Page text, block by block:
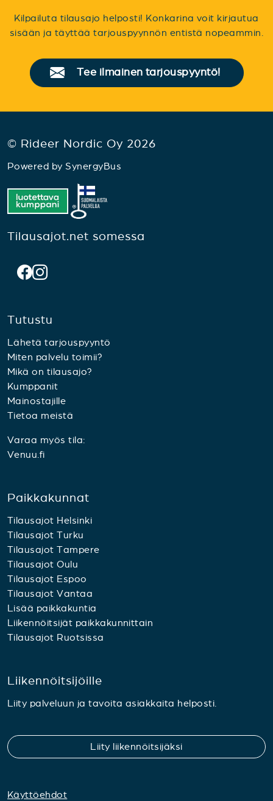
Kilpailuta tilausajo helposti! Konkarina voit kirjautua
sisään ja täyttää tarjouspyynnön entistä nopeammin.
Tee ilmainen tarjouspyyntö!
© Rideer Nordic Oy 2026
Powered by SynergyBus
Tilausajot.net somessa
Tutustu
Lähetä tarjouspyyntö
Miten palvelu toimii?
Mikä on tilausajo?
Kumppanit
Mainostajille
Tietoa meistä
Varaa myös tila:
Venuu.fi
Paikkakunnat
Tilausajot Helsinki
Tilausajot Turku
Tilausajot Tampere
Tilausajot Oulu
Tilausajot Espoo
Tilausajot Vantaa
Lisää paikkakuntia
Liikennöitsijät paikkakunnittain
Tilausajot Ruotsissa
Liikennöitsijöille
Liity palveluun ja tavoita asiakkaita helposti.
Liity liikennöitsijäksi
Käyttöehdot